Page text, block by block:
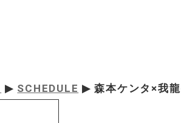
▶ SCHEDULE ▶ 森本ケンタ×我